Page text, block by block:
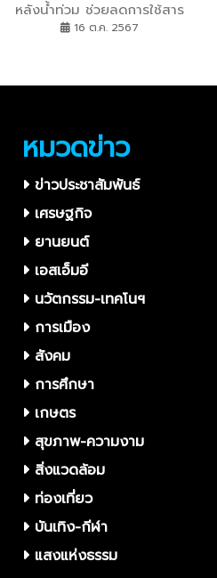
หลังน้ำท่วม ช่วยลดการใช้สาร
เคมี เพิ่มความอุดมสมบูรณ์ให้
16 ต.ค. 2567
หมวดข่าว
ข่าวประชาสัมพันธ์
เศรษฐกิจ
ยานยนต์
เอสเอ็มอี
นวัตกรรม-เทคโนฯ
การเมือง
สังคม
การศึกษา
เกษตร
สุขภาพ-ความงาม
สิ่งแวดล้อม
ท่องเที่ยว
บันเทิง-กีฬา
แสงแห่งธรรม